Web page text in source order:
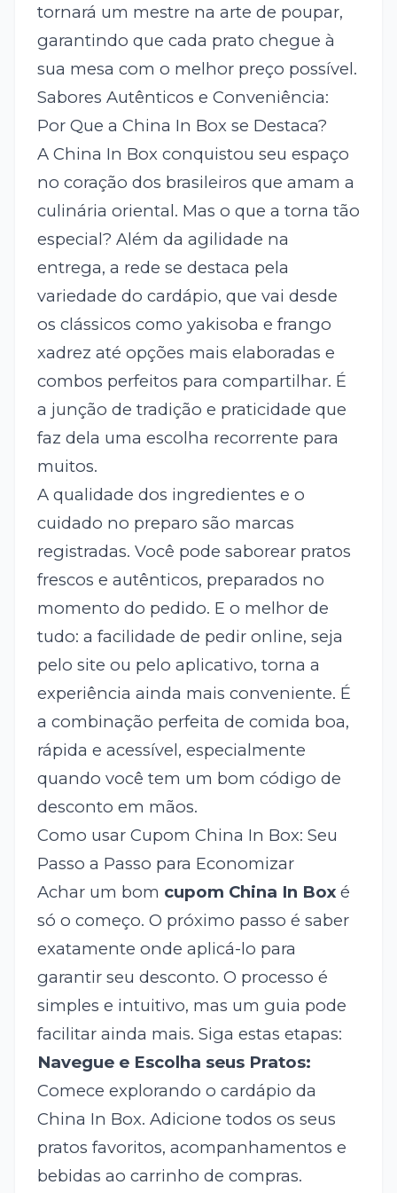
tornará um mestre na arte de poupar,
garantindo que cada prato chegue à
sua mesa com o melhor preço possível.
Sabores Autênticos e Conveniência:
Por Que a China In Box se Destaca?
A China In Box conquistou seu espaço
no coração dos brasileiros que amam a
culinária oriental. Mas o que a torna tão
especial? Além da agilidade na
entrega, a rede se destaca pela
variedade do cardápio, que vai desde
os clássicos como yakisoba e frango
xadrez até opções mais elaboradas e
combos perfeitos para compartilhar. É
a junção de tradição e praticidade que
faz dela uma escolha recorrente para
muitos.
A qualidade dos ingredientes e o
cuidado no preparo são marcas
registradas. Você pode saborear pratos
frescos e autênticos, preparados no
momento do pedido. E o melhor de
tudo: a facilidade de pedir online, seja
pelo site ou pelo aplicativo, torna a
experiência ainda mais conveniente. É
a combinação perfeita de comida boa,
rápida e acessível, especialmente
quando você tem um bom código de
desconto em mãos.
Como usar Cupom China In Box: Seu
Passo a Passo para Economizar
Achar um bom cupom China In Boxé
só o começo. O próximo passo é saber
exatamente onde aplicá-lo para
garantir seu desconto. O processo é
simples e intuitivo, mas um guia pode
facilitar ainda mais. Siga estas etapas:
Navegue e Escolha seus Pratos:
Comece explorando o cardápio da
China In Box. Adicione todos os seus
pratos favoritos, acompanhamentos e
bebidas ao carrinho de compras.